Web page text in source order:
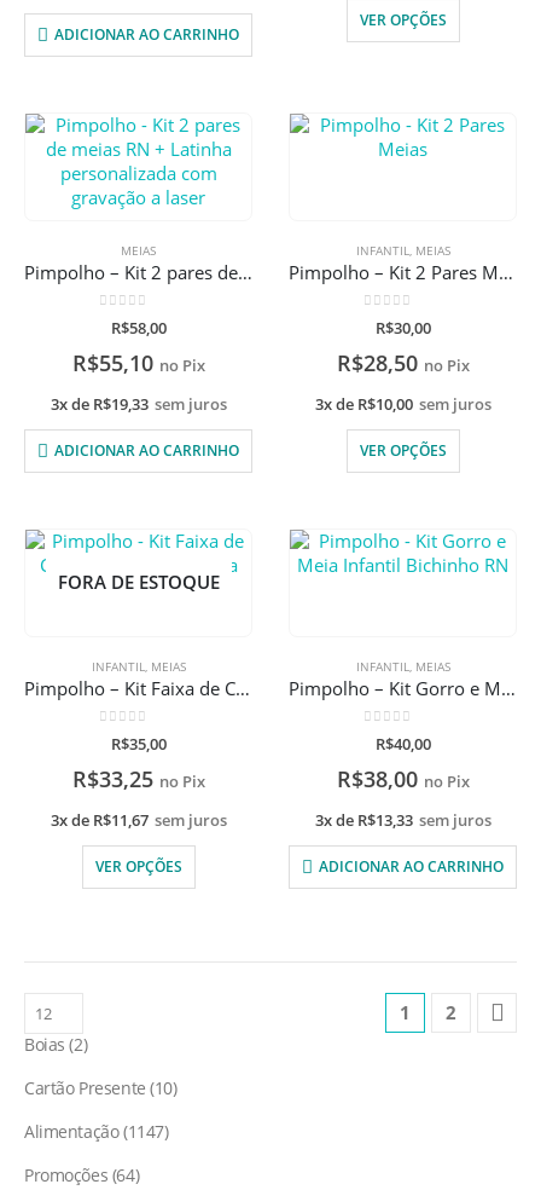
ADICIONAR AO CARRINHO
VER OPÇÕES
MEIAS
Pimpolho – Kit 2 pares de meias RN + Latinha personalizada com gravação a laser
de 5
R$58,00
R$55,10 no Pix
3x de R$19,33 sem juros
ADICIONAR AO CARRINHO
INFANTIL MEIAS
Pimpolho – Kit 2 Pares Meias
de 5
R$30,00
R$28,50 no Pix
3x de R$10,00 sem juros
VER OPÇÕES
FORA DE ESTOQUE
INFANTIL, MEIAS
Pimpolho – Kit Faixa de Cabelo e Meia Sapatilha
de 5
R$35,00
R$33,25 no Pix
3x de R$11,67 sem juros
VER OPÇÕES
INFANTIL, MEIAS
Pimpolho – Kit Gorro e Meia Infantil Bichinho RN
de 5
R$40,00
R$38,00 no Pix
3x de R$13,33 sem juros
ADICIONAR AO CARRINHO
1 2
Boias 2
Cartão Presente 10
Alimentação 1147
Promoções 64